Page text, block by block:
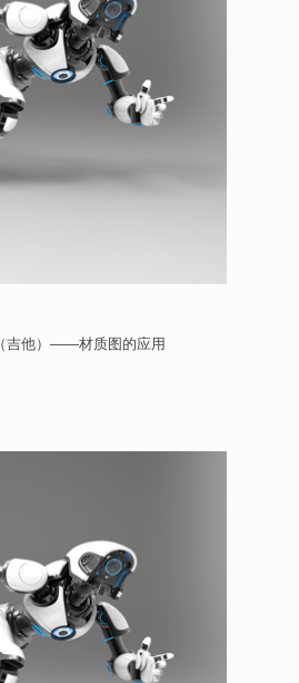
吉他）——材质图的应用